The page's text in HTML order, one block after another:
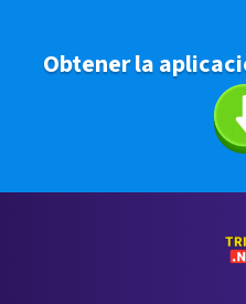
Obtener la